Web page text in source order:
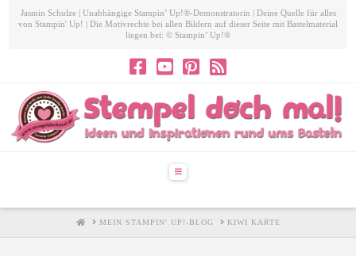
Jasmin Schulze | Unabhängige Stampin’ Up!®-Demonstratorin | Deine Quelle für alles
von Stampin' Up! | Die Motivrechte bei allen Bildern auf dieser Seite mit Bastelmaterial
liegen bei: © Stampin’ Up!®
Navigation
HOMEMEIN STAMPIN' UP!-BLOG KIWI KARTE